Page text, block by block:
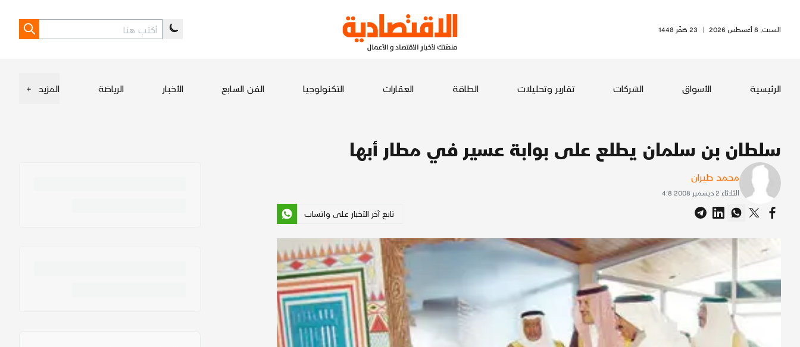
السبت, 8 أغسطس 2026 | 23 صَفَر 1448
الرئيسية الأسواق الشركات تقارير وتحليلات الطاقة العقارات التكنولوجيا الفن السابع الأخبار الرياضة المزيد +
سلطان بن سلمان يطلع على بوابة عسير في مطار أبها
محمد طيران
الثلاثاء 2 ديسمبر 2008 4:8
تابع آخر الأخبار على واتساب